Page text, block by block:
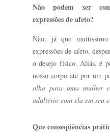
Não podem ser
expressões de afeto?
Não, já que
expressões de afeto,
o desejo físico. Aliás, é
nosso corpo até por um
olha para uma mulher
adultério com ela em seu
Que conseqüências